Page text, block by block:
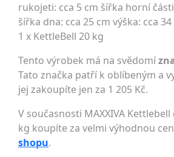
rukojeti: cca 5 cm šířka horní
šířka dna: cca 25 cm výška: cca
1 x KettleBell 20 kg
Tento výrobek má na svědomí
Tato značka patří k oblíbeným a
jej zakoupíte jen za 1 205 Kč.
V současnosti MAXXIVA
kg koupíte za velmi výhodnou
shopu.